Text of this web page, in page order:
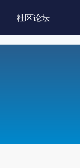
社区论坛